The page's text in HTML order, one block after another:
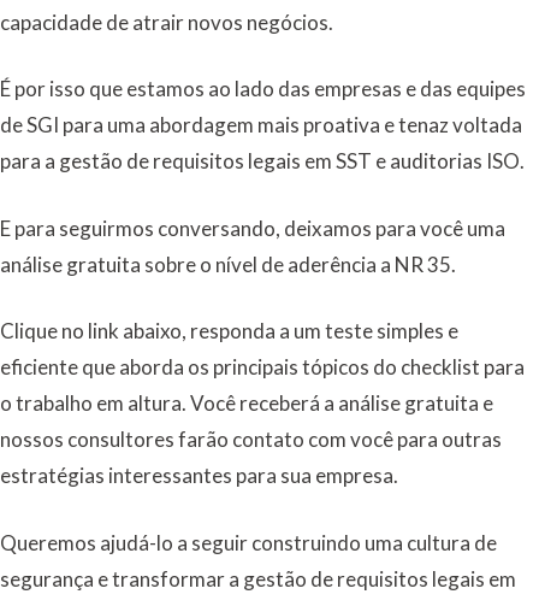
capacidade de atrair novos negócios.
É por isso que estamos ao lado das empresas e das equipes
de SGI para uma abordagem mais proativa e tenaz voltada
para a gestão de requisitos legais em SST e auditorias ISO.
E para seguirmos conversando, deixamos para você uma
análise gratuita sobre o nível de aderência a NR 35.
Clique no link abaixo, responda a um teste simples e
eficiente que aborda os principais tópicos do checklist para
o trabalho em altura. Você receberá a análise gratuita e
nossos consultores farão contato com você para outras
estratégias interessantes para sua empresa.
Queremos ajudá-lo a seguir construindo uma cultura de
segurança e transformar a gestão de requisitos legais em